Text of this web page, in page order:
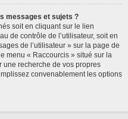
messages et sujets ?
soit en cliquant sur le lien
de contrôle de l’utilisateur, soit en
de l’utilisateur » sur la page de
menu « Raccourcis » situé sur la
une recherche de vos propres
convenablement les options